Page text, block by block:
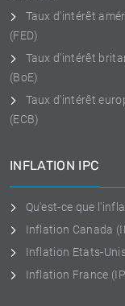
Taux d'intérêt
(FED)
Taux d'intérêt
(BoE)
Taux d'intérêt
(ECB)
INFLATION IPC
Qu'est-ce que
Inflation Canada
Inflation Etats-
Inflation France